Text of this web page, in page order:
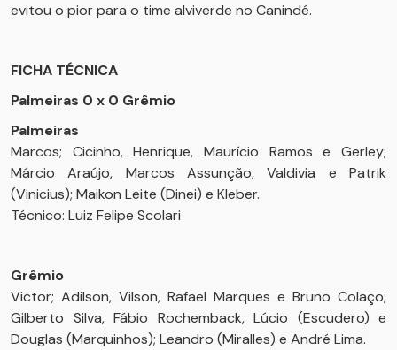
evitou o pior para o time alviverde no Canindé.
FICHA TÉCNICA
Palmeiras 0 x 0 Grêmio
Palmeiras
Marcos; Cicinho, Henrique, Maurício Ramos e Gerley;
Márcio Araújo, Marcos Assunção, Valdivia e Patrik
(Vinicius); Maikon Leite (Dinei) e Kleber.
Técnico: Luiz Felipe Scolari
Grêmio
Victor; Adilson, Vilson, Rafael Marques e Bruno Colaço;
Gilberto Silva, Fábio Rochemback, Lúcio (Escudero) e
Douglas (Marquinhos); Leandro (Miralles) e André Lima.